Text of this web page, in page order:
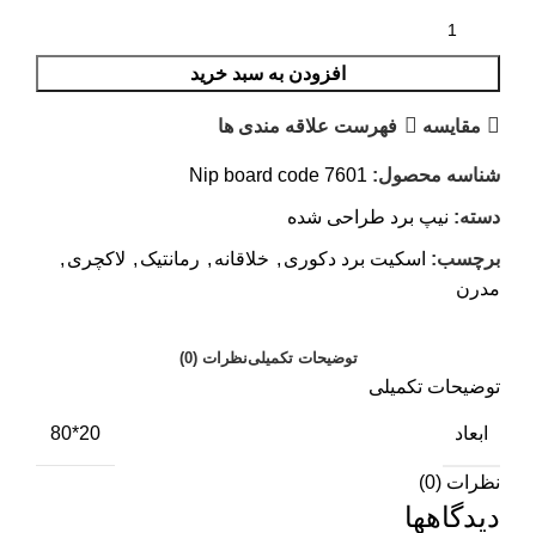
افزودن به سبد خرید
مقایسه فهرست علاقه مندی ها
شناسه محصول: Nip board code 7601
دسته: نیپ برد طراحی شده
برچسب: اسکیت برد دکوری , خلاقانه , رمانتیک , لاکچری ,
مدرن
توضیحات تکمیلینظرات (0)
توضیحات تکمیلی
ابعاد 20*80
نظرات (0)
دیدگاهها